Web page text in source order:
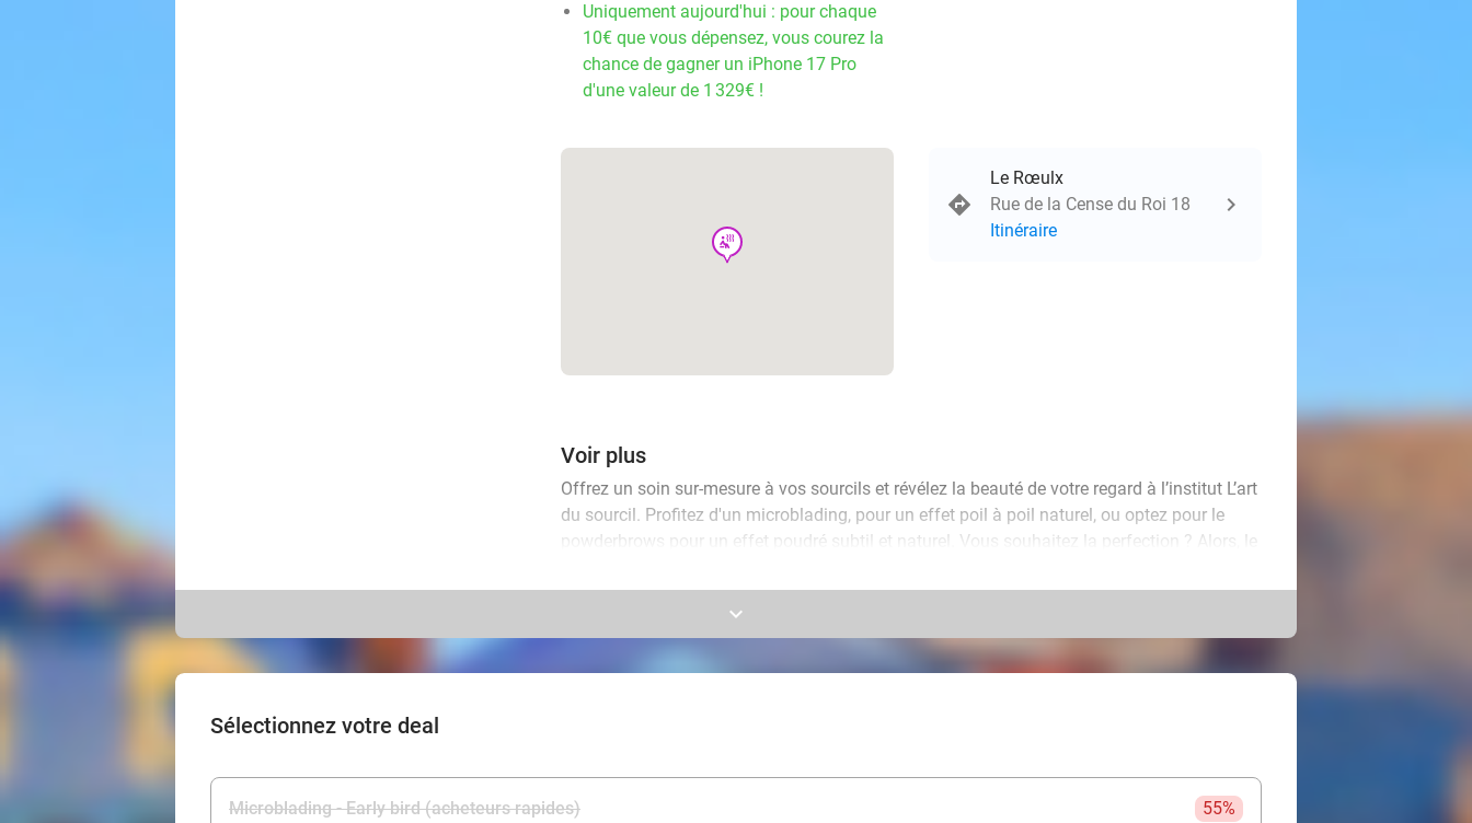
Uniquement aujourd'hui : pour chaque
10€ que vous dépensez, vous courez la
chance de gagner un iPhone 17 Pro
d'une valeur de 1 329€ !
wellness
Le Rœulx
Rue de la Cense du Roi 18
Itinéraire
Voir plus
Offrez un soin sur-mesure à vos sourcils et révélez la beauté de votre regard à l’institut L’art
du sourcil. Profitez d'un microblading, pour un effet poil à poil naturel, ou optez pour le
powderbrows pour un effet poudré subtil et naturel. Vous souhaitez la perfection ? Alors, le
et ombragés pour un rendu harmonieux et sophistiqué. Chaque technique est réalisée avec
précision pour respecter la forme de votre visage.
L’institut vous accueille près de Mons, dans un cadre moderne, confortable et chaleureux,
regard lumineux et des sourcils parfaitement mis en valeur, pour un effet naturel qui
sublime votre beauté au quotidien.
keyboard_arrow_down
Sélectionnez votre deal
Microblading - Early bird (acheteurs rapides)
55%